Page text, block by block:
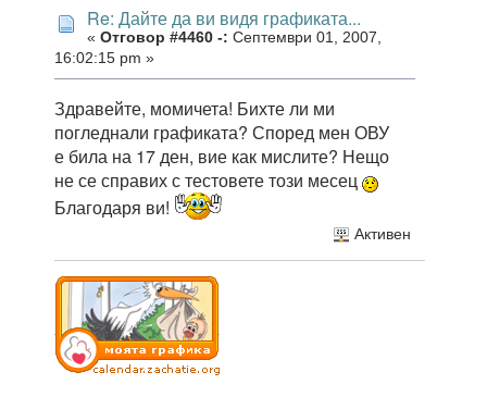
Re: Дайте да ви видя графиката...
« Отговор #4460 -: Септември 01, 2007,
16:02:15 pm »
Здравейте, момичета! Бихте ли ми
погледнали графиката? Според мен ОВУ
е била на 17 ден, вие как мислите? Нещо
не се справих с тестовете този месец
Благодаря ви!
Активен